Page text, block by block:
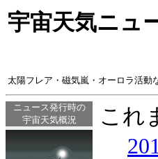
宇宙天気ニュ
太陽フレア・磁気嵐・オーロラ活動
ニュース発行時の
宇宙天気概況
これ